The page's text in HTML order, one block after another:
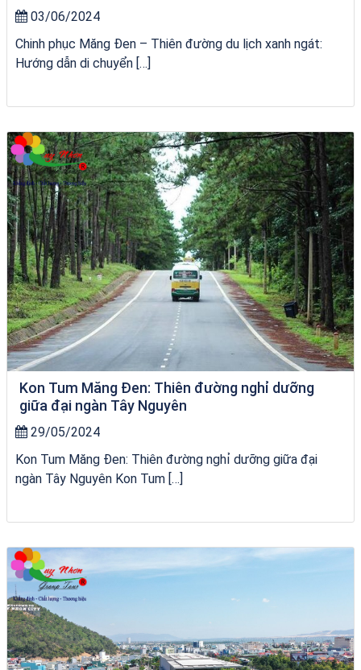
03/06/2024
Chinh phục Măng Đen – Thiên đường du lịch xanh ngát:
Hướng dẫn di chuyển […]
Homestay Đẹp Tại Măng Đen
Kon Tum Măng Đen: Thiên đường nghỉ dưỡng
giữa đại ngàn Tây Nguyên
29/05/2024
Kon Tum Măng Đen: Thiên đường nghỉ dưỡng giữa đại
ngàn Tây Nguyên Kon Tum […]
Homestay Đẹp Tại Măng Đen